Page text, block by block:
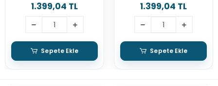
1.399,04 TL
Sepete Ekle
1.399,04 TL
Sepete Ekle